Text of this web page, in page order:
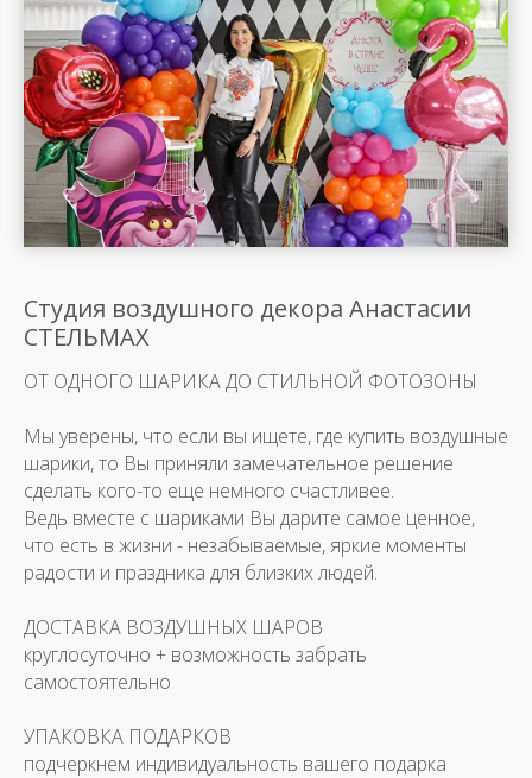
Студия воздушного декора Анастасии
СТЕЛЬМАХ
ОТ ОДНОГО ШАРИКА ДО СТИЛЬНОЙ ФОТОЗОНЫ
Мы уверены, что если вы ищете, где купить воздушные
шарики, то Вы приняли замечательное решение
сделать кого-то еще немного счастливее.
Ведь вместе с шариками Вы дарите самое ценное,
что есть в жизни - незабываемые, яркие моменты
радости и праздника для близких людей.
ДОСТАВКА ВОЗДУШНЫХ ШАРОВ
круглосуточно + возможность забрать
самостоятельно
УПАКОВКА ПОДАРКОВ
подчеркнем индивидуальность вашего подарка